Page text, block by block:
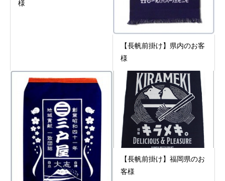
様
【長帆前掛け】県内のお客
様
【長帆前掛け】福岡県のお
客様